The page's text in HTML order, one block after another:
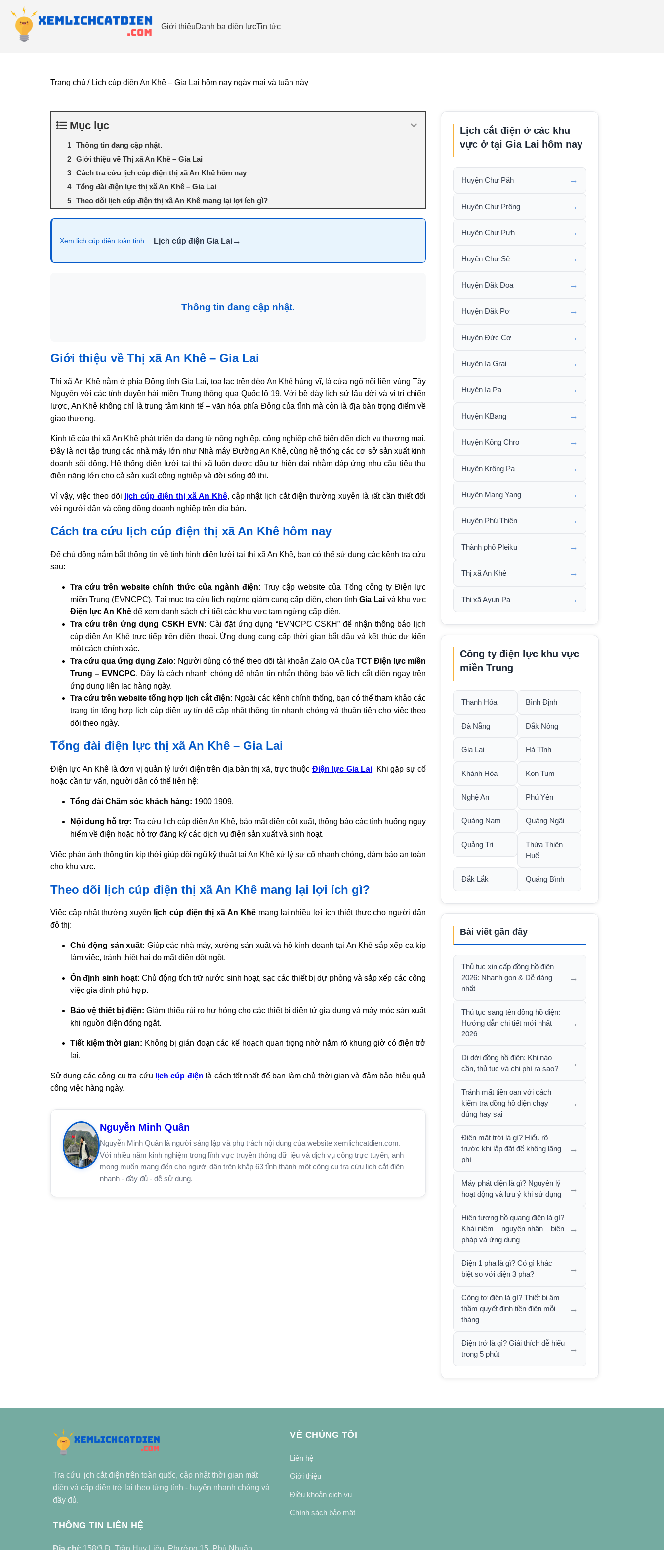
Giới thiệuDanh bạ điện lựcTin tức
Trang chủ / Lịch cúp điện An Khê – Gia Lai hôm nay ngày mai và tuần này
Mục lục
Thông tin đang cập nhật.
Giới thiệu về Thị xã An Khê – Gia Lai
Cách tra cứu lịch cúp điện thị xã An Khê hôm nay
Tổng đài điện lực thị xã An Khê – Gia Lai
Theo dõi lịch cúp điện thị xã An Khê mang lại lợi ích gì?
Xem lịch cúp điện toàn tỉnh: Lịch cúp điện Gia Lai→
Thông tin đang cập nhật.
Giới thiệu về Thị xã An Khê – Gia Lai
Thị xã An Khê nằm ở phía Đông tỉnh Gia Lai, tọa lạc trên đèo An Khê hùng vĩ, là cửa ngõ nối liền vùng Tây
Nguyên với các tỉnh duyên hải miền Trung thông qua Quốc lộ 19. Với bề dày lịch sử lâu đời và vị trí chiến
lược, An Khê không chỉ là trung tâm kinh tế – văn hóa phía Đông của tỉnh mà còn là địa bàn trọng điểm về
giao thương.
Kinh tế của thị xã An Khê phát triển đa dạng từ nông nghiệp, công nghiệp chế biến đến dịch vụ thương mại.
Đây là nơi tập trung các nhà máy lớn như Nhà máy Đường An Khê, cùng hệ thống các cơ sở sản xuất kinh
doanh sôi động. Hệ thống điện lưới tại thị xã luôn được đầu tư hiện đại nhằm đáp ứng nhu cầu tiêu thụ
điện năng lớn cho cả sản xuất công nghiệp và đời sống đô thị.
Vì vậy, việc theo dõi lịch cúp điện thị xã An Khê, cập nhật lịch cắt điện thường xuyên là rất cần thiết đối
với người dân và cộng đồng doanh nghiệp trên địa bàn.
Cách tra cứu lịch cúp điện thị xã An Khê hôm nay
Để chủ động nắm bắt thông tin về tình hình điện lưới tại thị xã An Khê, bạn có thể sử dụng các kênh tra cứu
sau:
Tra cứu trên website chính thức của ngành điện: Truy cập website của Tổng công ty Điện lực
miền Trung (EVNCPC). Tại mục tra cứu lịch ngừng giảm cung cấp điện, chọn tỉnhGia Lai và khu vực
Điện lực An Khê để xem danh sách chi tiết các khu vực tạm ngừng cấp điện.
Tra cứu trên ứng dụng CSKH EVN: Cài đặt ứng dụng “EVNCPC CSKH” để nhận thông báo lịch
cúp điện An Khê trực tiếp trên điện thoại. Ứng dụng cung cấp thời gian bắt đầu và kết thúc dự kiến
một cách chính xác.
Tra cứu qua ứng dụng Zalo: Người dùng có thể theo dõi tài khoản Zalo OA của TCT Điện lực miền
Trung – EVNCPC. Đây là cách nhanh chóng để nhận tin nhắn thông báo về lịch cắt điện ngay trên
ứng dụng liên lạc hàng ngày.
Tra cứu trên website tổng hợp lịch cắt điện: Ngoài các kênh chính thống, bạn có thể tham khảo các
trang tin tổng hợp lịch cúp điện uy tín để cập nhật thông tin nhanh chóng và thuận tiện cho việc theo
dõi theo ngày.
Tổng đài điện lực thị xã An Khê – Gia Lai
Điện lực An Khê là đơn vị quản lý lưới điện trên địa bàn thị xã, trực thuộc Điện lực Gia Lai. Khi gặp sự cố
hoặc cần tư vấn, người dân có thể liên hệ:
Tổng đài Chăm sóc khách hàng: 1900 1909.
Nội dung hỗ trợ: Tra cứu lịch cúp điện An Khê, báo mất điện đột xuất, thông báo các tình huống nguy
hiểm về điện hoặc hỗ trợ đăng ký các dịch vụ điện sản xuất và sinh hoạt.
Việc phản ánh thông tin kịp thời giúp đội ngũ kỹ thuật tại An Khê xử lý sự cố nhanh chóng, đảm bảo an toàn
cho khu vực.
Theo dõi lịch cúp điện thị xã An Khê mang lại lợi ích gì?
Việc cập nhật thường xuyên lịch cúp điện thị xã An Khêmang lại nhiều lợi ích thiết thực cho người dân
đô thị:
Chủ động sản xuất: Giúp các nhà máy, xưởng sản xuất và hộ kinh doanh tại An Khê sắp xếp ca kíp
làm việc, tránh thiệt hại do mất điện đột ngột.
Ổn định sinh hoạt: Chủ động tích trữ nước sinh hoạt, sạc các thiết bị dự phòng và sắp xếp các công
việc gia đình phù hợp.
Bảo vệ thiết bị điện: Giảm thiểu rủi ro hư hỏng cho các thiết bị điện tử gia dụng và máy móc sản xuất
khi nguồn điện đóng ngắt.
Tiết kiệm thời gian: Không bị gián đoạn các kế hoạch quan trọng nhờ nắm rõ khung giờ có điện trở
lại.
Sử dụng các công cụ tra cứu lịch cúp điện là cách tốt nhất để bạn làm chủ thời gian và đảm bảo hiệu quả
công việc hàng ngày.
Nguyễn Minh Quân
Nguyễn Minh Quân là người sáng lập và phụ trách nội dung của website xemlichcatdien.com.
Với nhiều năm kinh nghiệm trong lĩnh vực truyền thông dữ liệu và dịch vụ công trực tuyến, anh
mong muốn mang đến cho người dân trên khắp 63 tỉnh thành một công cụ tra cứu lịch cắt điện
nhanh - đầy đủ - dễ sử dụng.
Lịch cắt điện ở các khu
vực ở tại Gia Lai hôm nay
Huyện Chư Păh →
Huyện Chư Prông →
Huyện Chư Pưh →
Huyện Chư Sê →
Huyện Đăk Đoa →
Huyện Đăk Pơ →
Huyện Đức Cơ →
Huyện Ia Grai →
Huyện Ia Pa →
Huyện KBang →
Huyện Kông Chro →
Huyện Krông Pa →
Huyện Mang Yang →
Huyện Phú Thiện →
Thành phố Pleiku →
Thị xã An Khê →
Thị xã Ayun Pa →
Công ty điện lực khu vực
miền Trung
Thanh Hóa Bình Định
Đà Nẵng Đắk Nông
Gia Lai Hà Tĩnh
Khánh Hòa Kon Tum
Nghệ An Phú Yên
Quảng Nam Quảng Ngãi
Quảng Trị
Thừa Thiên
Huế
Đắk Lắk Quảng Bình
Bài viết gần đây
Thủ tục xin cấp đồng hồ điện
2026: Nhanh gọn & Dễ dàng
nhất
→
Thủ tục sang tên đồng hồ điện:
Hướng dẫn chi tiết mới nhất
2026
→
Di dời đồng hồ điện: Khi nào
cần, thủ tục và chi phí ra sao?
→
Tránh mất tiền oan với cách
kiểm tra đồng hồ điện chạy
đúng hay sai
→
Điện mặt trời là gì? Hiểu rõ
trước khi lắp đặt để không lãng
phí
→
Máy phát điện là gì? Nguyên lý
hoạt động và lưu ý khi sử dụng
→
Hiện tượng hồ quang điện là gì?
Khái niệm – nguyên nhân – biện
pháp và ứng dụng
→
Điện 1 pha là gì? Có gì khác
biệt so với điện 3 pha?
→
Công tơ điện là gì? Thiết bị âm
thầm quyết định tiền điện mỗi
tháng
→
Điện trở là gì? Giải thích dễ hiểu
trong 5 phút
→
Tra cứu lịch cắt điện trên toàn quốc, cập nhật thời gian mất
điện và cấp điện trở lại theo từng tỉnh - huyện nhanh chóng và
đầy đủ.
THÔNG TIN LIÊN HỆ
Địa chỉ: 158/3 Đ. Trần Huy Liệu, Phường 15, Phú Nhuận,
VỀ CHÚNG TÔI
Liên hệ
Giới thiệu
Điều khoản dịch vụ
Chính sách bảo mật